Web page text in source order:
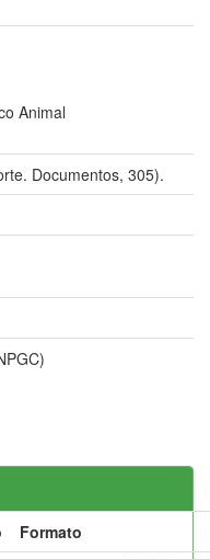
Animal
Documentos, 305).
Formato